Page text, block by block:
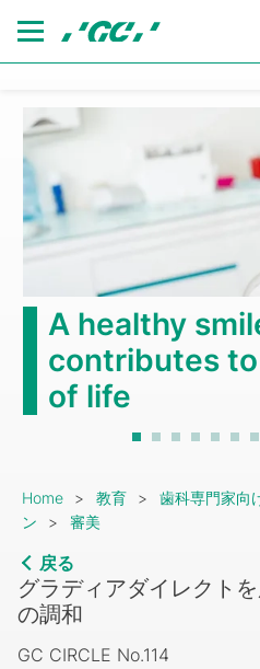
main
A healthy
contributes
of life
Breadcrumb
Home 教育 歯科専門家向
ン
審美
戻る
グラディアダイレクト
の調和
GC CIRCLE No.114